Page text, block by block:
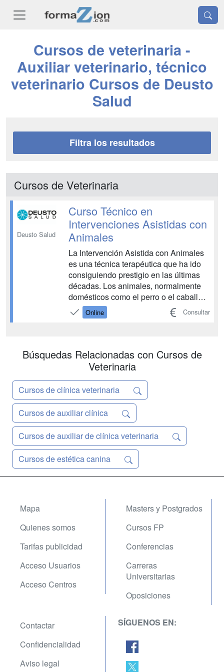
Cursos de veterinaria -
Auxiliar veterinario, técnico
veterinario Cursos de Deusto
Salud
Filtra los resultados
Cursos de Veterinaria
Deusto Salud
Curso Técnico en
Intervenciones Asistidas con
Animales
La Intervención Asistida con Animales
es una técnica terapéutica que ha ido
consiguiendo prestigio en las últimas
décadas. Los animales, normalmente
domésticos como el perro o el caballo,
forman parte de sesiones controladas
por un especialista en las que se busca
físicas o cognitiva...
Online Consultar
Búsquedas Relacionadas con Cursos de
Veterinaria
Cursos de clínica veterinaria
Cursos de auxiliar clínica
Cursos de auxiliar de clínica veterinaria
Cursos de estética canina
Mapa
Quienes somos
Tarifas publicidad
Acceso Usuarios
Acceso Centros
Masters y Postgrados
Cursos FP
Conferencias
Carreras
Universitarias
Oposiciones
Contactar
Confidencialidad
Aviso legal
SÍGUENOS EN: